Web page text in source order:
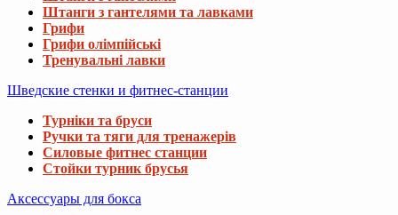
Штанги з гантелями та лавками
Грифи
Грифи олімпійські
Тренувальні лавки
Шведские стенки и фитнес-станции
Турніки та бруси
Ручки та тяги для тренажерів
Силовые фитнес станции
Стойки турник брусья
Аксессуары для бокса